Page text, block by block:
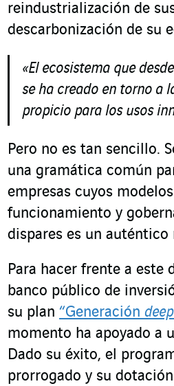
reindustrialización de
descarbonización de su
«El ecosistema que
se ha creado en torno a
propicio para los usos
Pero no es tan sencillo.
una gramática común
empresas cuyos
funcionamiento y
dispares es un auténtico
Para hacer frente a este
banco público de
su plan “Generación
momento ha apoyado a
Dado su éxito, el
prorrogado y su